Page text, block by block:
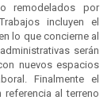
remodelados por
incluyen el
lo que concierne al
serán
nuevos espacios
Finalmente el
al terreno